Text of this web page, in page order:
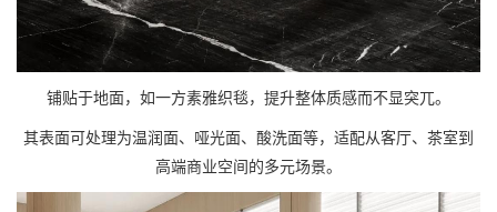
铺贴于地面，如一方素雅织毯，提升整体质感而不显突兀。
其表面可处理为温润面、哑光面、酸洗面等，适配从客厅、茶室到
高端商业空间的多元场景。